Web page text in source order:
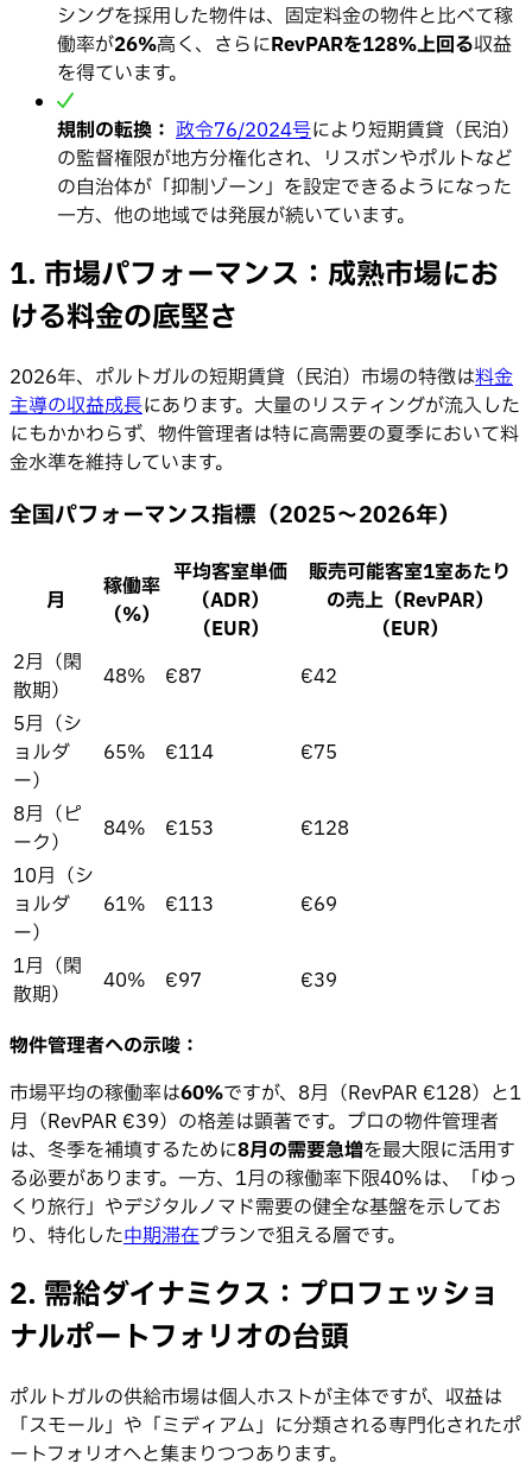
シングを採用した物件は、固定料金の物件と比べて稼
働率が26%高く、さらにRevPARを128%上回る収益
を得ています。
規制の転換： 政令76/2024号により短期賃貸（民泊）
の監督権限が地方分権化され、リスボンやポルトなど
の自治体が「抑制ゾーン」を設定できるようになった
一方、他の地域では発展が続いています。
1. 市場パフォーマンス：成熟市場にお
ける料金の底堅さ
2026年、ポルトガルの短期賃貸（民泊）市場の特徴は料金
主導の収益成長にあります。大量のリスティングが流入した
にもかかわらず、物件管理者は特に高需要の夏季において料
金水準を維持しています。
全国パフォーマンス指標（2025〜2026年）
月
稼働率
（%）
平均客室単価
（ADR）
（EUR）
販売可能客室1室あたり
の売上（RevPAR）
（EUR）
2月（閑
散期）
48% €87
€42
5月（シ
ョルダ
ー）
65% €114 €75
8月（ピ
ーク）
84% €153
€128
10月（シ
ョルダ
ー）
61% €113 €69
1月（閑
散期）
40% €97 €39
物件管理者への示唆：
市場平均の稼働率は60%ですが、8月（RevPAR €128）と1
月（RevPAR €39）の格差は顕著です。プロの物件管理者
は、冬季を補填するために8月の需要急増を最大限に活用す
る必要があります。一方、1月の稼働率下限40%は、「ゆっ
くり旅行」やデジタルノマド需要の健全な基盤を示してお
り、特化した中期滞在プランで狙える層です。
2. 需給ダイナミクス：プロフェッショ
ナルポートフォリオの台頭
ポルトガルの供給市場は個人ホストが主体ですが、収益は
「スモール」や「ミディアム」に分類される専門化されたポ
ートフォリオへと集まりつつあります。